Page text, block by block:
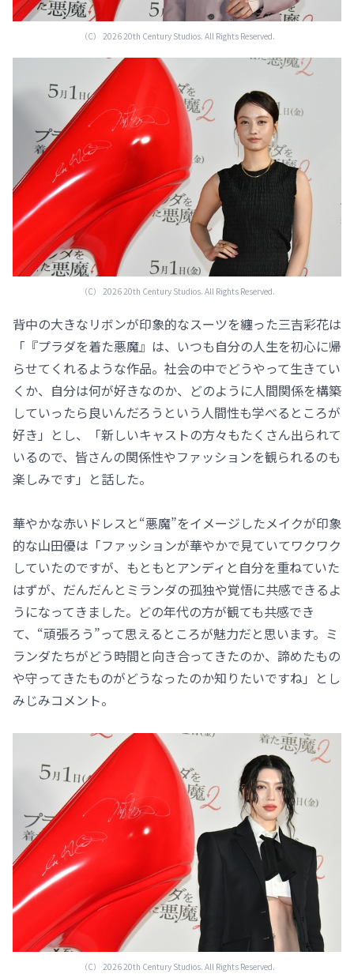
（C） 2026 20th Century Studios. All Rights Reserved.
（C） 2026 20th Century Studios. All Rights Reserved.
背中の大きなリボンが印象的なスーツを纏った三吉彩花は
「『プラダを着た悪魔』は、いつも自分の人生を初心に帰
らせてくれるような作品。社会の中でどうやって生きてい
くか、自分は何が好きなのか、どのように人間関係を構築
していったら良いんだろうという人間性も学べるところが
好き」とし、「新しいキャストの方々もたくさん出られて
いるので、皆さんの関係性やファッションを観られるのも
楽しみです」と話した。
華やかな赤いドレスと“悪魔”をイメージしたメイクが印象
的な山田優は「ファッションが華やかで見ていてワクワク
していたのですが、もともとアンディと自分を重ねていた
はずが、だんだんとミランダの孤独や覚悟に共感できるよ
うになってきました。どの年代の方が観ても共感でき
て、“頑張ろう”って思えるところが魅力だと思います。ミ
ランダたちがどう時間と向き合ってきたのか、諦めたもの
や守ってきたものがどうなったのか知りたいですね」とし
みじみコメント。
（C） 2026 20th Century Studios. All Rights Reserved.